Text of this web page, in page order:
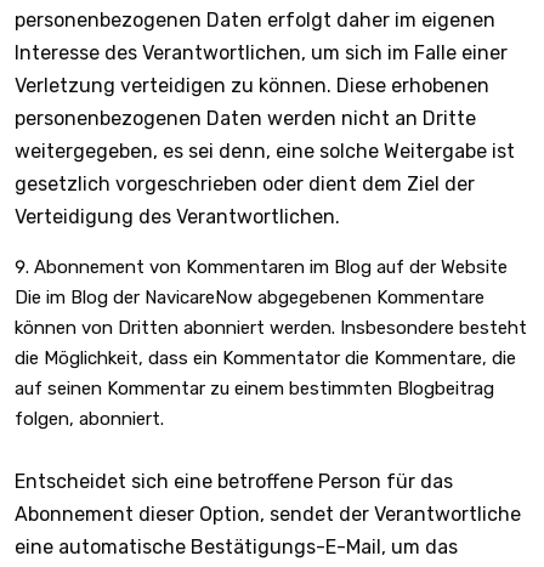
personenbezogenen Daten erfolgt daher im eigenen
Interesse des Verantwortlichen, um sich im Falle einer
Verletzung verteidigen zu können. Diese erhobenen
personenbezogenen Daten werden nicht an Dritte
weitergegeben, es sei denn, eine solche Weitergabe ist
gesetzlich vorgeschrieben oder dient dem Ziel der
Verteidigung des Verantwortlichen.
Abonnement von Kommentaren im Blog auf der Website
Die im Blog der NavicareNow abgegebenen Kommentare
können von Dritten abonniert werden. Insbesondere besteht
die Möglichkeit, dass ein Kommentator die Kommentare, die
auf seinen Kommentar zu einem bestimmten Blogbeitrag
folgen, abonniert.
Entscheidet sich eine betroffene Person für das
Abonnement dieser Option, sendet der Verantwortliche
eine automatische Bestätigungs-E-Mail, um das